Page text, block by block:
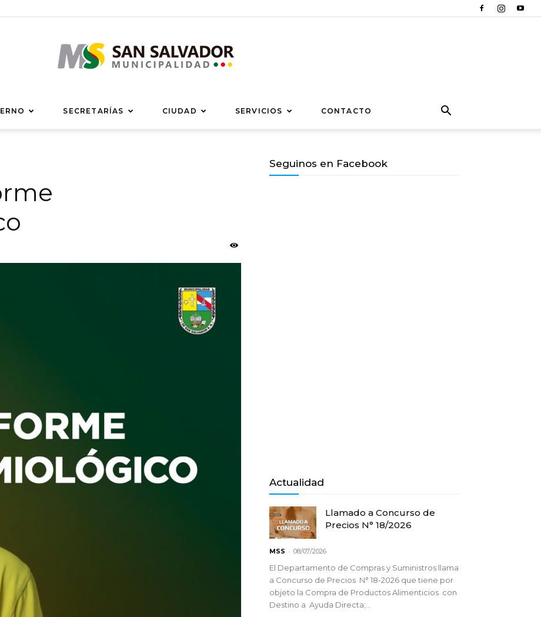
Municipalidad
SECRETARÍAS CIUDAD SERVICIOS CONTACTO
Seguinos en Facebook
Actualidad
Llamado a Concurso de
Precios N° 18/2026
MSS - 08/07/2026
El Departamento de Compras y Suministros llama
a Concurso de Precios N° 18-2026 que tiene por
objeto la Compra de Productos Alimenticios con
Destino a Ayuda Directa;...